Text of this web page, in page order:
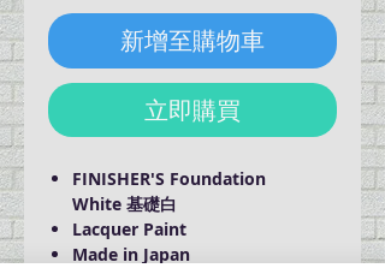
新增至購物車
立即購買
FINISHER'S Foundation
White 基礎白
Lacquer Paint
Made in Japan